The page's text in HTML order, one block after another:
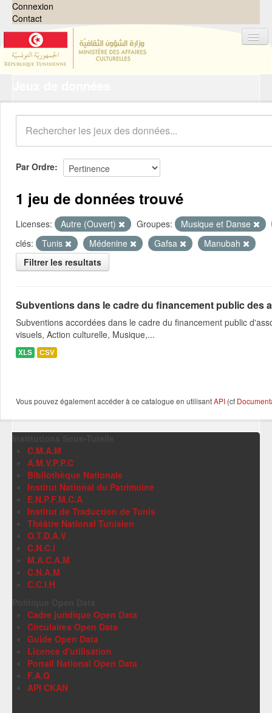
Connexion
Contact
Organisations
Groupes
Demandes 0
À propos
Par Ordre
1 jeu de données trouvé
Licenses: Autre (Ouvert) Groupes:
Musique et Danse
clés:
Tunis Médenine Gafsa
Manubah
Filtrer les resultats
Subventions dans le cadre du financement public des
Subventions accordées dans le cadre du financement public
visuels, Action culturelle, Musique,...
XLS CSV
Vous pouvez également accéder à ce catalogue en utilisantAPI (cf
C.M.A.M
A.M.V.P.P.C
Bibliothèque Nationale
Institut National du Patrimoine
E.N.P.F.M.C.A
Institut de Traduction de Tunis
Théâtre National Tunisien
O.T.D.A.V
C.N.C.I
M.A.C.A.M
C.N.A.M
C.C.I.H
Cadre juridique Open Data
Circulaires Open Data
Guide Open Data
Licence d'utilisation
Portail National Open Data
F.A.Q
API CKAN